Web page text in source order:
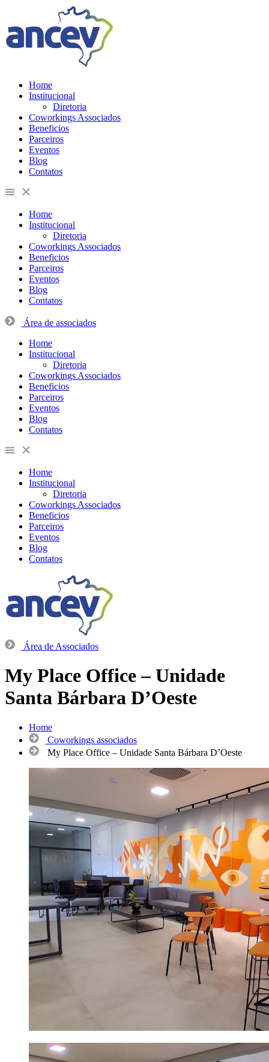
Home
Institucional
Diretoria
Coworkings Associados
Beneficios
Parceiros
Eventos
Blog
Contatos
Home
Institucional
Diretoria
Coworkings Associados
Beneficios
Parceiros
Eventos
Blog
Contatos
Área de associados
Home
Institucional
Diretoria
Coworkings Associados
Beneficios
Parceiros
Eventos
Blog
Contatos
Home
Institucional
Diretoria
Coworkings Associados
Beneficios
Parceiros
Eventos
Blog
Contatos
Área de Associados
My Place Office – Unidade
Santa Bárbara D’Oeste
Home
Coworkings associados
My Place Office – Unidade Santa Bárbara D’Oeste